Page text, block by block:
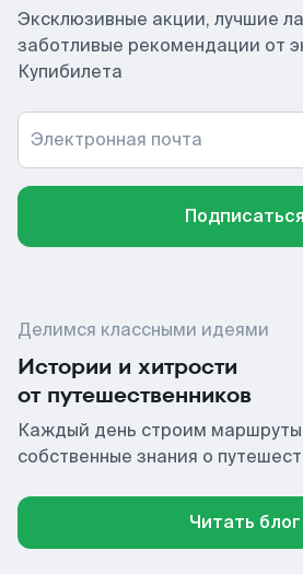
Эксклюзивные акции, лучшие
заботливые рекомендации от
Купибилета
Электронная почта
Подписаться
Делимся классными идеями
Истории и хитрости
от путешественников
Каждый день строим маршруты
собственные знания о
Читать блог